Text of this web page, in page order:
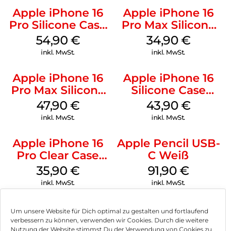
Um unsere Website für Dich optimal zu gestalten und fortlaufend
verbessern zu können, verwenden wir Cookies. Durch die weitere
Nutzung der Website stimmst Du der Verwendung von Cookies zu.
Apple iPhone 16
Pro Silicone Case
MagSafe Black
54,90 €
inkl. MwSt.
Apple iPhone 16
Pro Max Silicone
Case MagSafe
Denim
34,90 €
inkl. MwSt.
Apple iPhone 16
Pro Max Silicone
Case MagSafe
Black
47,90 €
inkl. MwSt.
Apple iPhone 16
Silicone Case
MagSafe Plum
43,90 €
inkl. MwSt.
Apple iPhone 16
Pro Clear Case
MagSafe
Transparent
35,90 €
inkl. MwSt.
Apple Pencil USB-
C Weiß
91,90 €
inkl. MwSt.